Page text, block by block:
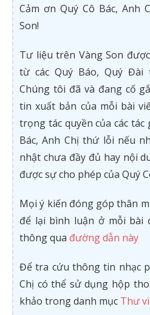
Cảm ơn Quý Cô Bác, Anh
Son!
Tư liệu trên Vàng Son
từ các Quý Báo, Quý Đài
Chúng tôi đã và đang cố
tin xuất bản của mỗi bài
trọng tác quyền của các tác
Bác, Anh Chị thứ lỗi nếu
nhật chưa đầy đủ hay nội
được sự cho phép của Quý
Mọi ý kiến đóng góp thân
để lại bình luận ở mỗi bài
thông qua đường dẫn này
Để tra cứu thông tin nhạc
Chị có thể sử dụng hộp
khảo trong danh mục Thư